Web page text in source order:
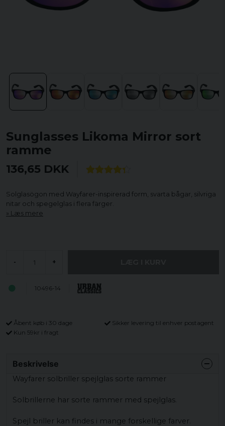
Sunglasses Likoma Mirror sort
ramme
136,65 DKK
Solglasögon med Wayfarer-inspirerad form, svarta bågar, silvriga
nitar och spegelglas i flera färger.
Læs mere
- +
10496-14
Åbent køb i 30 dage
Sikker levering til enhver postagent
Kun 59kr i fragt
Beskrivelse
Wayfarer solbriller spejlglas sorte rammer
Solbrillerne har sorte rammer med spejlglas.
Spejl briller kan findes i mange forskellige farver.